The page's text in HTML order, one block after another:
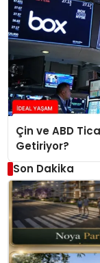
Çin ve ABD
Getiriyor?
Son Dakika